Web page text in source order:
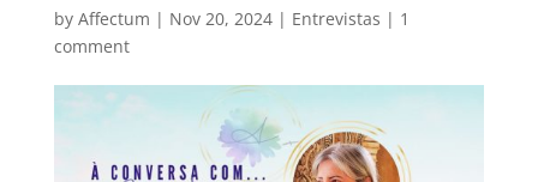
by Affectum | Nov 20, 2024| Entrevistas | 1
comment